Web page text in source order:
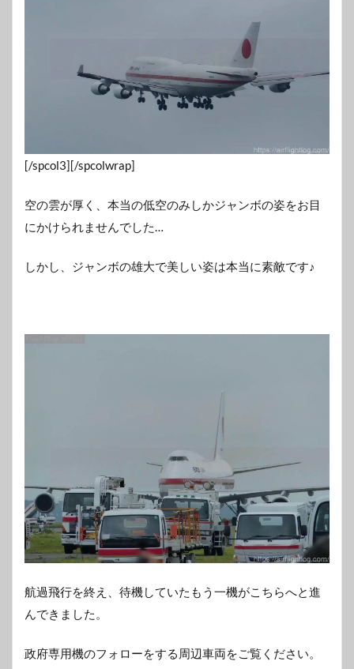
[/spcol3][/spcolwrap]
空の雲が厚く、本当の低空のみしかジャンボの姿をお目
にかけられませんでした…
しかし、ジャンボの雄大で美しい姿は本当に素敵です♪
航過飛行を終え、待機していたもう一機がこちらへと進
んできました。
政府専用機のフォローをする周辺車両をご覧ください。